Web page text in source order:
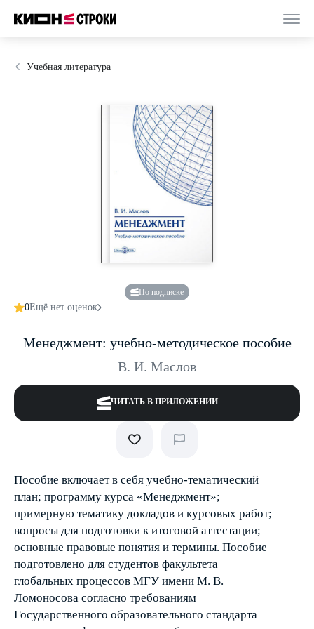
Учебная литература
По подписке
0Ещё нет оценок
Менеджмент: учебно-методическое пособие
В. И. Маслов
ЧИТАТЬ В ПРИЛОЖЕНИИ
Пособие включает в себя учебно-тематический
план; программу курса «Менеджмент»;
примерную тематику докладов и курсовых работ;
вопросы для подготовки к итоговой аттестации;
основные правовые понятия и термины. Пособие
подготовлено для студентов факультета
глобальных процессов МГУ имени М. В.
Ломоносова согласно требованиям
Государственного образовательного стандарта